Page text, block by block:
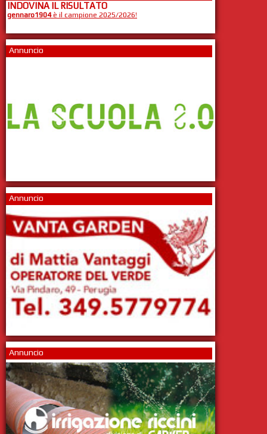
INDOVINA IL RISULTATO
gennaro1904è il campione 2025/2026!
Annuncio
Annuncio
Annuncio